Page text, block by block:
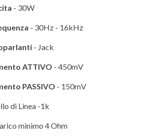
- 30W
- 30Hz - 16kHz
- Jack
ATTIVO - 450mV
PASSIVO - 150mV
di Linea -1k
minimo 4 Ohm